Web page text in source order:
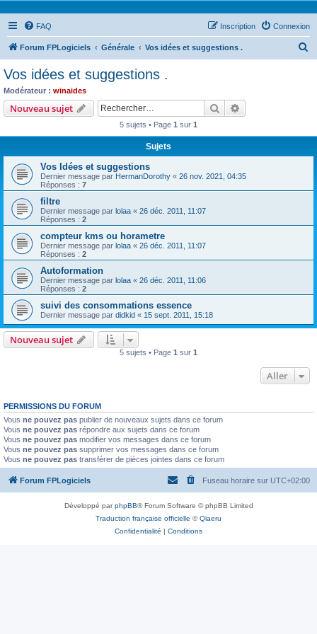
FAQ Connexion
Inscription
Forum FPLogiciels Générale Vos idées et suggestions .
Vos idées et suggestions .
Modérateur : winaides
Nouveau sujet Rechercher
5 sujets • Page 1 sur 1
Sujets
Vos Idées et suggestions
Dernier message par HermanDorothy « 26 nov. 2021, 04:35
Réponses : 7
filtre
Dernier message par lolaa « 26 déc. 2011, 11:07
Réponses : 2
compteur kms ou horametre
Dernier message par lolaa « 26 déc. 2011, 11:07
Réponses : 2
Autoformation
Dernier message par lolaa « 26 déc. 2011, 11:06
Réponses : 2
suivi des consommations essence
Dernier message par didkid « 15 sept. 2011, 15:18
Nouveau sujet
5 sujets • Page 1 sur 1
Aller
PERMISSIONS DU FORUM
Vous ne pouvez pas publier de nouveaux sujets dans ce forum
Vous ne pouvez pas répondre aux sujets dans ce forum
Vous ne pouvez pas modifier vos messages dans ce forum
Vous ne pouvez pas supprimer vos messages dans ce forum
Vous ne pouvez pas transférer de pièces jointes dans ce forum
Forum FPLogiciels Fuseau horaire sur UTC+02:00
Développé parphpBB® Forum Software © phpBB Limited
Traduction française officielle ©Qiaeru
Confidentialité | Conditions